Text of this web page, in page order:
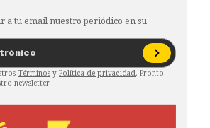
a tu email nuestro periódico en su
Términos y Política de privacidad. Pronto
newsletter.